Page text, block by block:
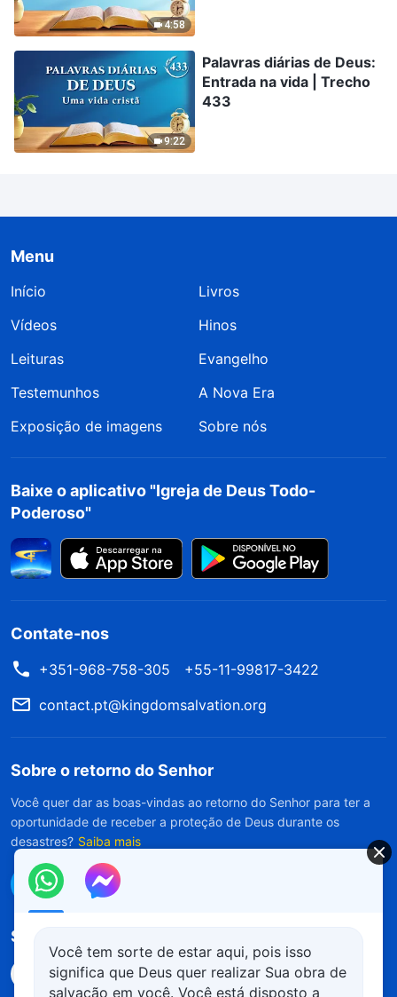
4:58
9:22
Palavras diárias de Deus:
Entrada na vida | Trecho
433
Menu
Início
Livros
Vídeos
Hinos
Leituras
Evangelho
Testemunhos
A Nova Era
Exposição de imagens
Sobre nós
Baixe o aplicativo "Igreja de Deus Todo-
Poderoso"
Contate-nos
+351-968-758-305
+55-11-99817-3422
contact.pt@kingdomsalvation.org
Sobre o retorno do Senhor
Você quer dar as boas-vindas ao retorno do Senhor para ter a
oportunidade de receber a proteção de Deus durante os
desastres? Saiba mais
Conecte-se conosco no Messenger
Siga-nos
Você tem sorte de estar aqui, pois isso
significa que Deus quer realizar Sua obra de
salvação em você. Você está disposto a